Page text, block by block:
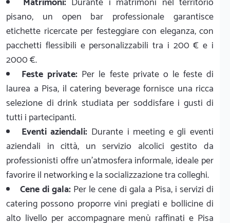
pisano, un open bar professionale garantisce
etichette ricercate per festeggiare con eleganza, con
pacchetti flessibili e personalizzabili tra i 200 € e i
2000 €.
Feste private: Per le feste private o le feste di
laurea a Pisa, il catering beverage fornisce una ricca
selezione di drink studiata per soddisfare i gusti di
tutti i partecipanti.
Eventi aziendali: Durante i meeting e gli eventi
aziendali in città, un servizio alcolici gestito da
professionisti offre un'atmosfera informale, ideale per
favorire il networking e la socializzazione tra colleghi.
Cene di gala: Per le cene di gala a Pisa, i servizi di
catering possono proporre vini pregiati e bollicine di
alto livello per accompagnare menù raffinati e Pisa